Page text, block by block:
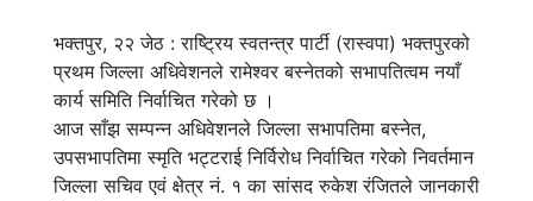
भक्तपुर, २२ जेठ : राष्ट्रिय स्वतन्त्र पार्टी (रास्वपा) भक्तपुरको
प्रथम जिल्ला अधिवेशनले रामेश्वर बस्नेतको सभापतित्वम नयाँ
कार्य समिति निर्वाचित गरेको छ ।
आज साँझ सम्पन्न अधिवेशनले जिल्ला सभापतिमा बस्नेत,
उपसभापतिमा स्मृति भट्टराई निर्विरोध निर्वाचित गरेको निवर्तमान
जिल्ला सचिव एवं क्षेत्र नं. १ का सांसद रुकेश रंजितले जानकारी